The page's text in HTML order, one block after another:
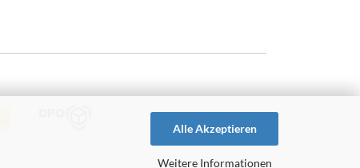
Alle Akzeptieren
Weitere Informationen